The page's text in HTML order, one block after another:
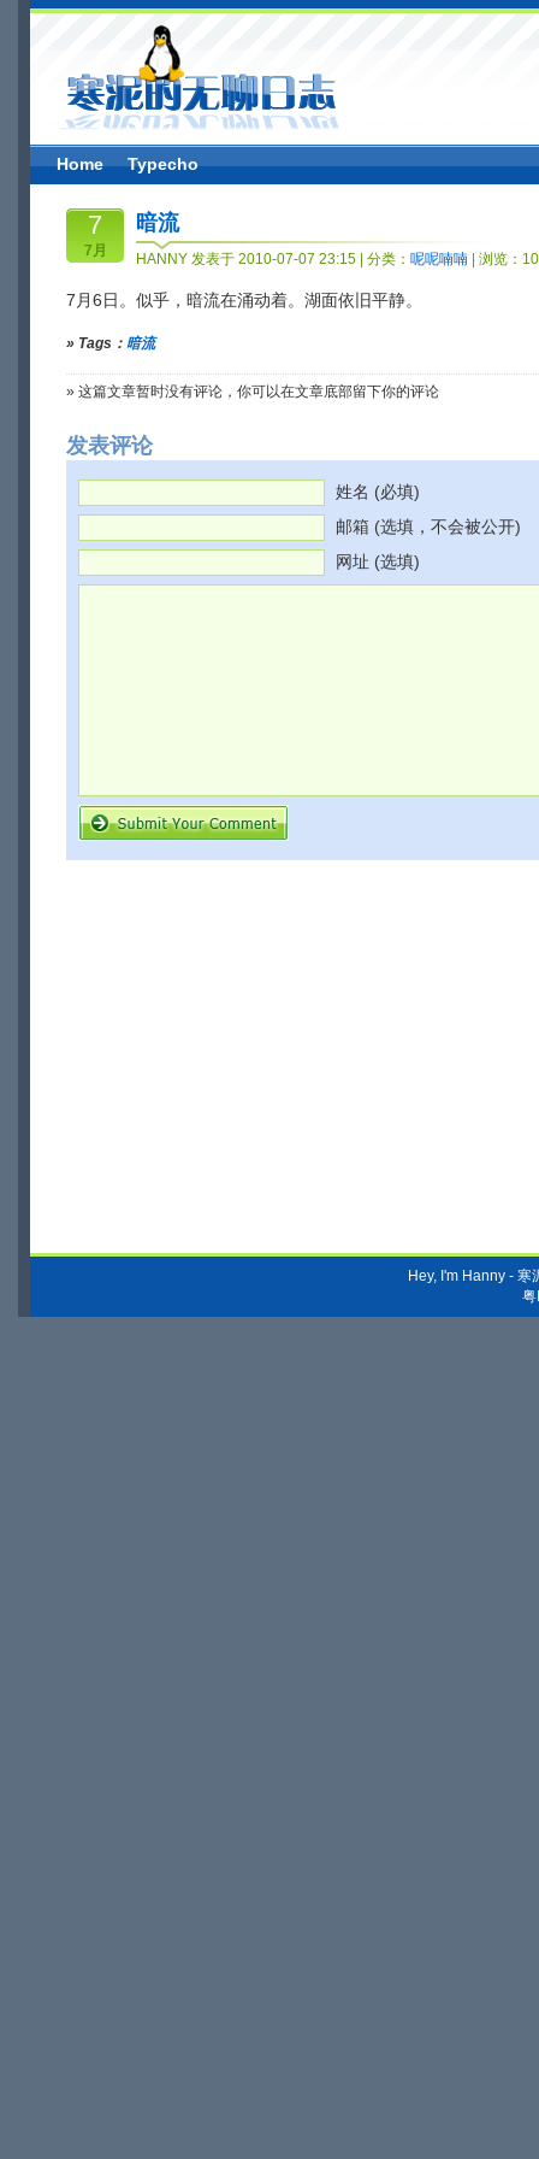
Home Typecho
7
7月
暗流
HANNY 发表于 2010-07-07 23:15 | 分类： 呢呢喃喃 | 浏览：
7月6日。似乎，暗流在涌动着。湖面依旧平静。
» Tags： 暗流
» 这篇文章暂时没有评论，你可以在文章底部留下你的评论
发表评论
姓名 (必填)
邮箱 (选填，不会被公开)
网址 (选填)
Hey, I'm Hanny - 寒